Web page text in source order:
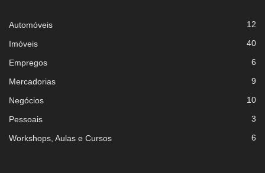
Automóveis 12
Imóveis 40
Empregos 6
Mercadorias 9
Negócios 10
Pessoais 3
Workshops, Aulas e Cursos 6